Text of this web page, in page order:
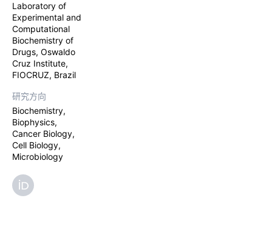
Laboratory of
Experimental and
Computational
Biochemistry of
Drugs, Oswaldo
Cruz Institute,
FIOCRUZ, Brazil
研究方向
Biochemistry,
Biophysics,
Cancer Biology,
Cell Biology,
Microbiology